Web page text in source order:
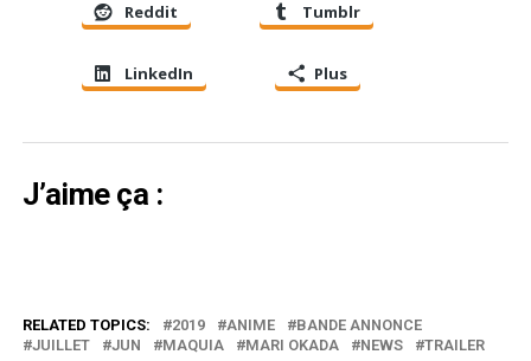
Reddit Tumblr
LinkedIn Plus
J’aime ça :
RELATED TOPICS: 2019 ANIME
BANDE ANNONCE
JUILLET
JUN MAQUIA MARI OKADA NEWS TRAILER